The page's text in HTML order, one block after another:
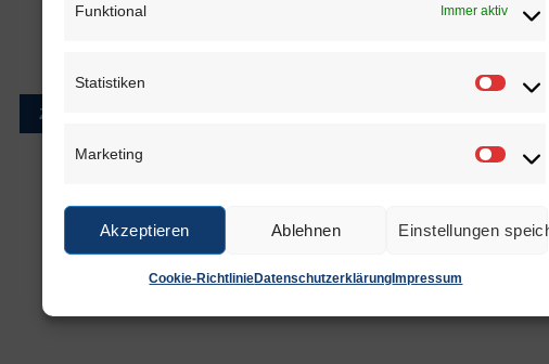
Funktional Immer aktiv
Statistiken
Marketing
Akzeptieren Ablehnen Einstellungen
Cookie-RichtlinieDatenschutzerklärung Impressum
Zur Wunschliste Zur